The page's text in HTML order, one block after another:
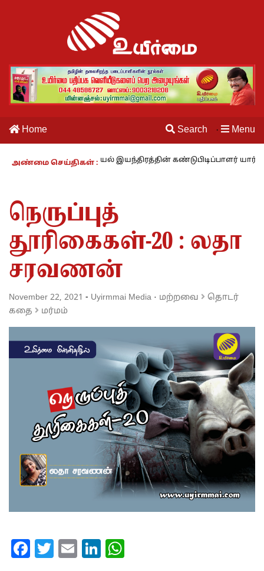
Home Search · Menu
அண்மை செய்திகள் :
27 : தையல் இயந்திரத்தின் கண்டுபிடிப்பாளர் யார்? -கார்குழலி
நெருப்புத்
தூரிகைகள்-20 : லதா
சரவணன்
November 22, 2021 - Uyirmmai Media · மற்றவை
தொடர்
கதை
மர்மம்
Facebook
Twitter
EmailLinkedIn